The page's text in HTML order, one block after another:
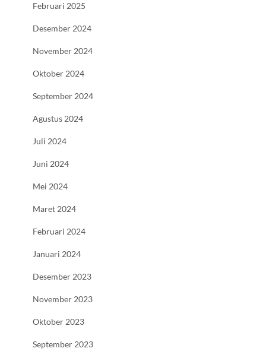
Februari 2025
Desember 2024
November 2024
Oktober 2024
September 2024
Agustus 2024
Juli 2024
Juni 2024
Mei 2024
Maret 2024
Februari 2024
Januari 2024
Desember 2023
November 2023
Oktober 2023
September 2023